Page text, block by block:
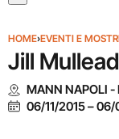
HOME›EVENTI E
Jill
MANN NAPOLI -
06/11/2015–06/